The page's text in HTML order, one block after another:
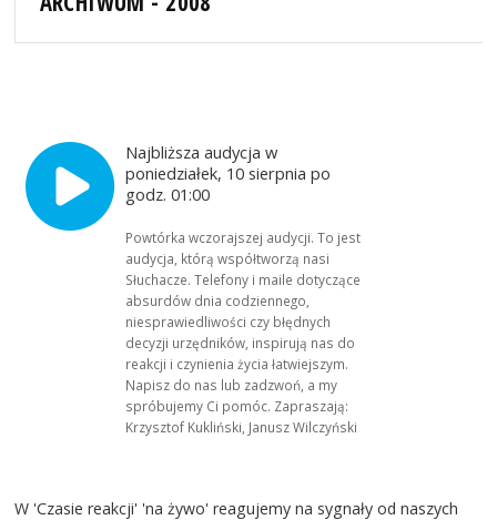
Najbliższa audycja w
poniedziałek, 10 sierpnia po
godz. 01:00
Powtórka wczorajszej audycji. To jest
audycja, którą współtworzą nasi
Słuchacze. Telefony i maile dotyczące
absurdów dnia codziennego,
niesprawiedliwości czy błędnych
decyzji urzędników, inspirują nas do
reakcji i czynienia życia łatwiejszym.
Napisz do nas lub zadzwoń, a my
spróbujemy Ci pomóc. Zapraszają:
Krzysztof Kukliński, Janusz Wilczyński
W 'Czasie reakcji' 'na żywo' reagujemy na sygnały od naszych